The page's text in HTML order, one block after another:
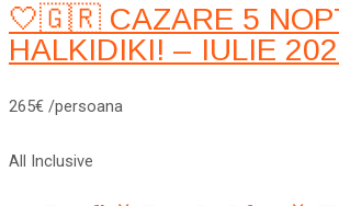
🤍🇬🇷 CAZARE 5
HALKIDIKI! – IULIE
265€ /persoana
All Inclusive